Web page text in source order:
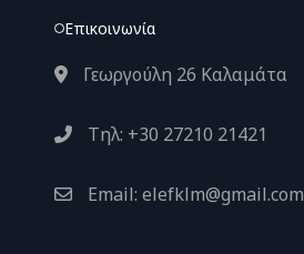
Επικοινωνία
Γεωργούλη 26 Καλαμάτα
Τηλ: +30 27210 21421
Email: elefklm@gmail.com